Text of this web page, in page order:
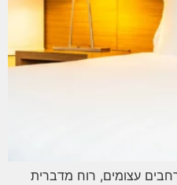
עצומים, רוח מדברית